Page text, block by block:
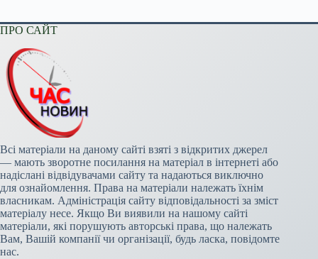
ПРО САЙТ
Всі матеріали на даному сайті взяті з відкритих джерел
— мають зворотне посилання на матеріал в інтернеті або
надіслані відвідувачами сайту та надаються виключно
для ознайомлення. Права на матеріали належать їхнім
власникам. Адміністрація сайту відповідальності за зміст
матеріалу несе. Якщо Ви виявили на нашому сайті
матеріали, які порушують авторські права, що належать
Вам, Вашій компанії чи організації, будь ласка, повідомте
нас.